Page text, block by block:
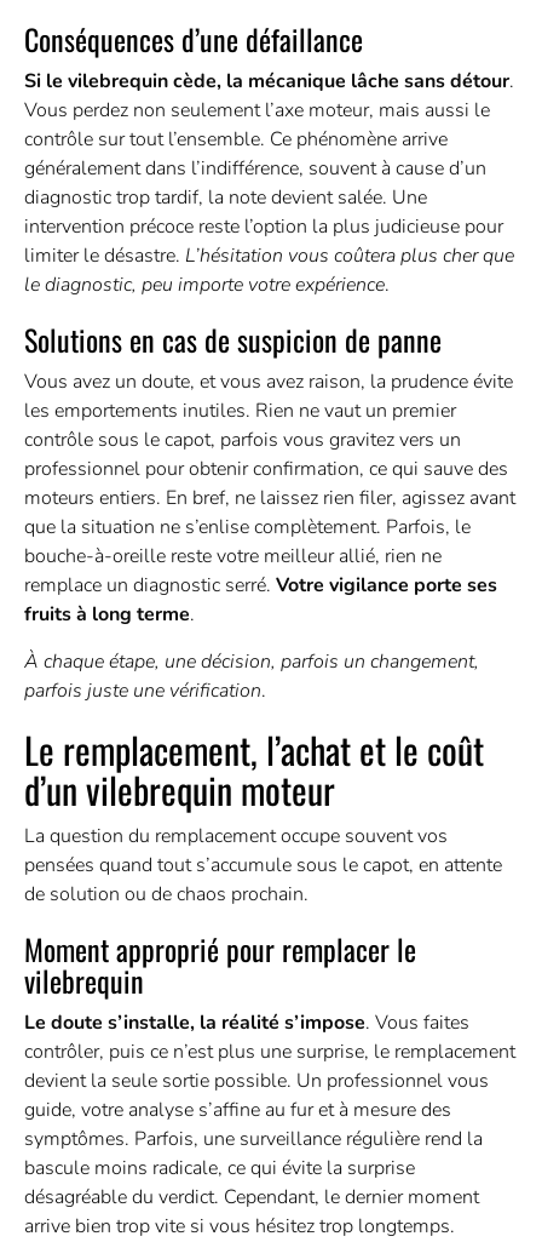
Conséquences d’une défaillance
Si le vilebrequin cède, la mécanique lâche sans détour.
Vous perdez non seulement l’axe moteur, mais aussi le
contrôle sur tout l’ensemble. Ce phénomène arrive
généralement dans l’indifférence, souvent à cause d’un
diagnostic trop tardif, la note devient salée. Une
intervention précoce reste l’option la plus judicieuse pour
limiter le désastre. L’hésitation vous coûtera plus cher que
le diagnostic, peu importe votre expérience.
Solutions en cas de suspicion de panne
Vous avez un doute, et vous avez raison, la prudence évite
les emportements inutiles. Rien ne vaut un premier
contrôle sous le capot, parfois vous gravitez vers un
professionnel pour obtenir confirmation, ce qui sauve des
moteurs entiers. En bref, ne laissez rien filer, agissez avant
que la situation ne s’enlise complètement. Parfois, le
bouche-à-oreille reste votre meilleur allié, rien ne
remplace un diagnostic serré. Votre vigilance porte ses
fruits à long terme.
À chaque étape, une décision, parfois un changement,
parfois juste une vérification.
Le remplacement, l’achat et le coût
d’un vilebrequin moteur
La question du remplacement occupe souvent vos
pensées quand tout s’accumule sous le capot, en attente
de solution ou de chaos prochain.
Moment approprié pour remplacer le
vilebrequin
Le doute s’installe, la réalité s’impose. Vous faites
contrôler, puis ce n’est plus une surprise, le remplacement
devient la seule sortie possible. Un professionnel vous
guide, votre analyse s’affine au fur et à mesure des
symptômes. Parfois, une surveillance régulière rend la
bascule moins radicale, ce qui évite la surprise
désagréable du verdict. Cependant, le dernier moment
arrive bien trop vite si vous hésitez trop longtemps.